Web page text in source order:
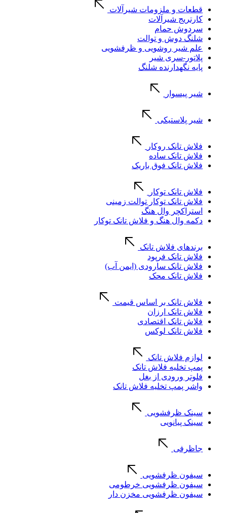
قطعات و ملزومات شیرآلات
کارتریج شیرآلات
سردوش حمام
شلنگ دوش و توالت
علم شیر روشویی و ظرفشویی
پلاتور-سری شیر
پایه نگهدارنده شلنگ
شیر پیسوار
شیر پلاستیکی
فلاش تانک روکار
فلاش تانک ساده
فلاش تانک فوق باریک
فلاش تانک توکار
فلاش تانک توکار توالت زمینی
استراکچر وال هنگ
دکمه وال هنگ و فلاش تانک توکار
برندهای فلاش تانک
فلاش تانک فرپود
فلاش تانک سارودی (ایمن آب)
فلاش تانک محک
فلاش تانک بر اساس قیمت
فلاش تانک ارزان
فلاش تانک اقتصادی
فلاش تانک لوکس
لوازم فلاش تانک
پمپ تخلیه فلاش تانک
فلوتر ورودی از بغل
واشر پمپ تخلیه فلاش تانک
سینک ظرفشویی
سینک پیانویی
جاظرفی
سیفون ظرفشویی
سیفون ظرفشویی خرطومی
سیفون ظرفشویی مخزن دار